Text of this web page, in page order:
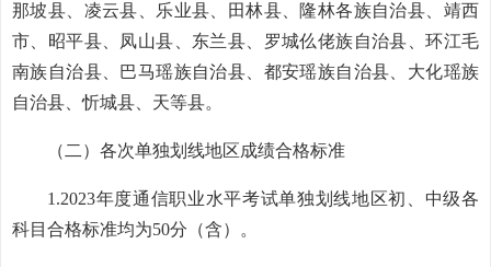
那坡县、凌云县、乐业县、田林县、隆林各族自治县、靖西
市、昭平县、凤山县、东兰县、罗城仫佬族自治县、环江毛
南族自治县、巴马瑶族自治县、都安瑶族自治县、大化瑶族
自治县、忻城县、天等县。
（二）各次单独划线地区成绩合格标准
1.2023年度通信职业水平考试单独划线地区初、中级各
科目合格标准均为50分（含）。